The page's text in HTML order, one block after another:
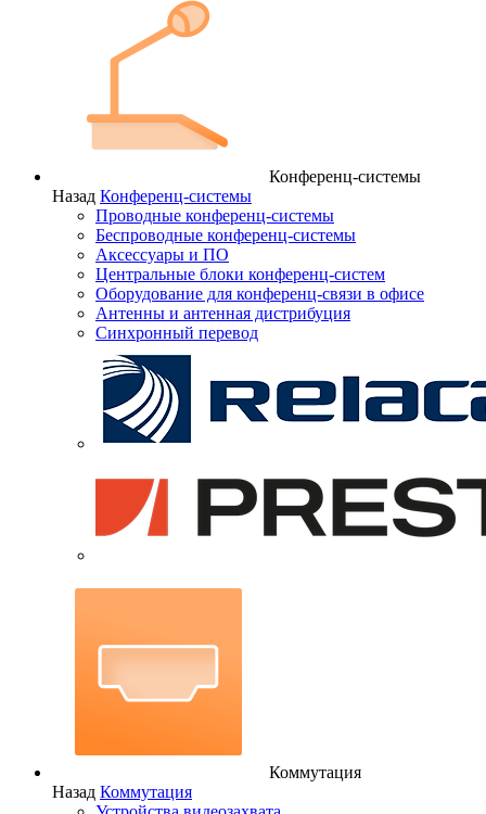
Конференц-системы
Назад Конференц-системы
Проводные конференц-системы
Беспроводные конференц-системы
Аксессуары и ПО
Центральные блоки конференц-систем
Оборудование для конференц-связи в офисе
Антенны и антенная дистрибуция
Синхронный перевод
Коммутация
Назад Коммутация